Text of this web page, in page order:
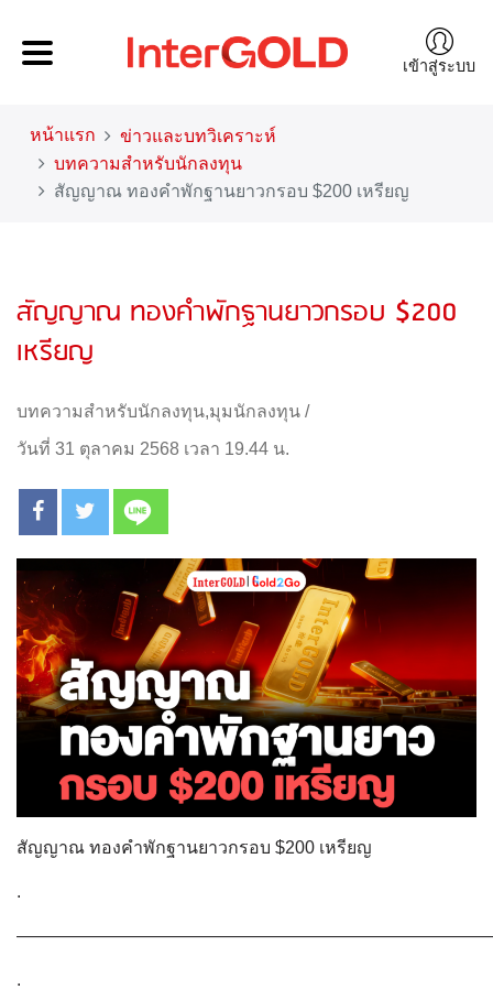
เข้าสู่ระบบ
หน้าแรก
ข่าวและบทวิเคราะห์
บทความสำหรับนักลงทุน
สัญญาณ ทองคำพักฐานยาวกรอบ $200 เหรียญ
สัญญาณ ทองคำพักฐานยาวกรอบ $200
เหรียญ
บทความสำหรับนักลงทุน,มุมนักลงทุน /
วันที่ 31 ตุลาคม 2568 เวลา 19.44 น.
สัญญาณ ทองคำพักฐานยาวกรอบ $200 เหรียญ
.
.